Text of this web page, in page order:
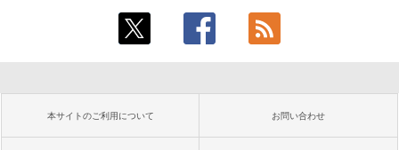
本サイトのご利用について お問い合わせ